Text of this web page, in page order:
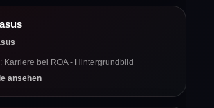
Karriere bei ROA - Hintergrundbild
ansehen